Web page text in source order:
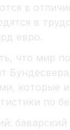
в
в
евро.
что мир
которые
по